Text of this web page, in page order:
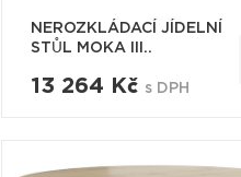
NEROZKLÁDACÍ JÍDELNÍ
STŮL MOKA III..
13 264 Kč s DPH